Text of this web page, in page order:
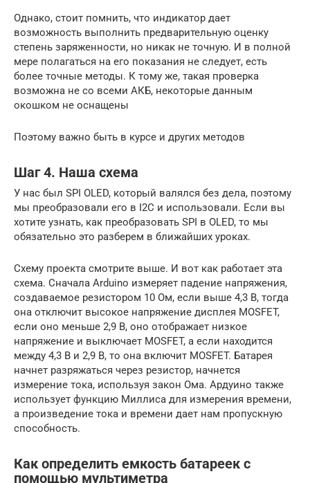
Однако, стоит помнить, что индикатор дает
возможность выполнить предварительную оценку
степень заряженности, но никак не точную. И в полной
мере полагаться на его показания не следует, есть
более точные методы. К тому же, такая проверка
возможна не со всеми АКБ, некоторые данным
окошком не оснащены
Поэтому важно быть в курсе и других методов
Шаг 4. Наша схема
У нас был SPI OLED, который валялся без дела, поэтому
мы преобразовали его в I2C и использовали. Если вы
хотите узнать, как преобразовать SPI в OLED, то мы
обязательно это разберем в ближайших уроках.
Схему проекта смотрите выше. И вот как работает эта
схема. Сначала Arduino измеряет падение напряжения,
создаваемое резистором 10 Ом, если выше 4,3 В, тогда
она отключит высокое напряжение дисплея MOSFET,
если оно меньше 2,9 В, оно отображает низкое
напряжение и выключает MOSFET, а если находится
между 4,3 В и 2,9 В, то она включит MOSFET. Батарея
начнет разряжаться через резистор, начнется
измерение тока, используя закон Ома. Ардуино также
использует функцию Миллиса для измерения времени,
а произведение тока и времени дает нам пропускную
способность.
Как определить емкость батареек с
помощью мультиметра